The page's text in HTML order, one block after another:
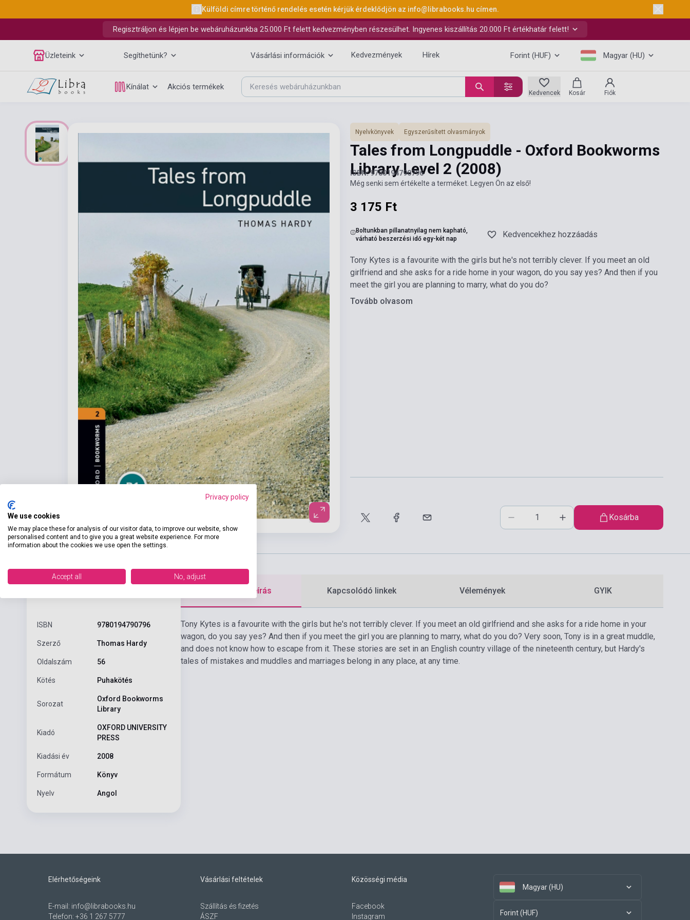
Külföldi címre történő rendelés esetén kérjük érdeklődjön az info@librabooks.hu címen.
Regisztráljon és lépjen be webáruházunkba 25.000 Ft felett kedvezményben részesülhet. Ingyenes kiszállítás 20.000 Ft értékhatár felett!
Üzleteink Segíthetünk? Vásárlási információk Kedvezmények Hírek Forint (HUF) Magyar (HU)
Kínálat Akciós termékek
Kedvencek Kosár Fiók
Nyelvkönyvek Egyszerűsített olvasmányok
Tales from Longpuddle - Oxford Bookworms
Library Level 2 (2008)
ISBN: 9780194790796
Még senki sem értékelte a terméket. Legyen Ön az első!
3 175 Ft
Boltunkban pillanatnyilag nem kapható,
várható beszerzési idő egy-két nap
Kedvencekhez hozzáadás
Tony Kytes is a favourite with the girls but he's not terribly clever. If you meet an old
girlfriend and she asks for a ride home in your wagon, do you say yes? And then if you
meet the girl you are planning to marry, what do you do?
Tovább olvasom
Kosárba
ISBN 9780194790796
Szerző Thomas Hardy
Oldalszám 56
Kötés Puhakötés
Sorozat
Oxford Bookworms
Library
Kiadó
OXFORD UNIVERSITY
PRESS
Kiadási év 2008
Formátum Könyv
Nyelv Angol
Részletes leírás Kapcsolódó linkek Vélemények GYIK
Tony Kytes is a favourite with the girls but he's not terribly clever. If you meet an old girlfriend and she asks for a ride home in your
wagon, do you say yes? And then if you meet the girl you are planning to marry, what do you do? Very soon, Tony is in a great muddle,
and does not know how to escape from it. These stories are set in an English country village of the nineteenth century, but Hardy's
tales of mistakes and muddles and marriages belong in any place, at any time.
Elérhetőségeink
E-mail: info@librabooks.hu
Telefon: +36 1 267 5777
Vásárlási feltételek
Szállítás és fizetés
ÁSZF
Közösségi média
Facebook
Instagram
Magyar (HU)
Forint (HUF)
Privacy policy
We use cookies
We may place these for analysis of our visitor data, to improve our website, show
personalised content and to give you a great website experience. For more
information about the cookies we use open the settings.
Accept all No, adjust